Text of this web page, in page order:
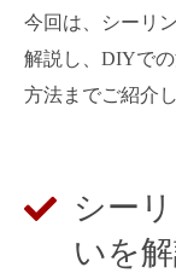
今回は、シーリ
解説し、DIYで
方法までご紹介し
シー
いを